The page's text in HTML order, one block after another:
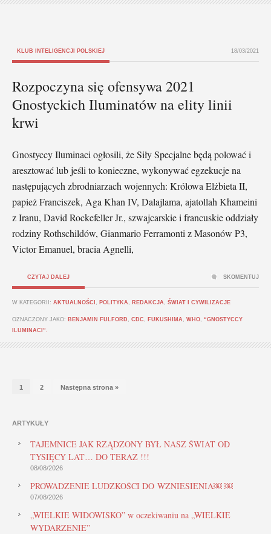
KLUB INTELIGENCJI POLSKIEJ 18/03/2021
Rozpoczyna się ofensywa 2021
Gnostyckich Iluminatów na elity linii
krwi
Gnostyccy Iluminaci ogłosili, że Siły Specjalne będą polować i
aresztować lub jeśli to konieczne, wykonywać egzekucje na
następujących zbrodniarzach wojennych: Królowa Elżbieta II,
papież Franciszek, Aga Khan IV, Dalajlama, ajatollah Khameini
z Iranu, David Rockefeller Jr., szwajcarskie i francuskie oddziały
rodziny Rothschildów, Gianmario Ferramonti z Masonów P3,
Victor Emanuel, bracia Agnelli,
CZYTAJ DALEJ
W KATEGORII: AKTUALNOŚCI POLITYKA REDAKCJA ŚWIAT I CYWILIZACJE
OZNACZONY JAKO: BENJAMIN FULFORD CDC FUKUSHIMA WHO “GNOSTYCCY
ILUMINACI”.
SKOMENTUJ
1 2 Następna strona »
ARTYKUŁY
TAJEMNICE JAK RZĄDZONY BYŁ NASZ ŚWIAT OD
TYSIĘCY LAT… DO TERAZ !!!
08/08/2026
PROWADZENIE LUDZKOŚCI DO WZNIESIENIA￼ ￼
07/08/2026
„WIELKIE WIDOWISKO” w oczekiwaniu na „WIELKIE
WYDARZENIE”